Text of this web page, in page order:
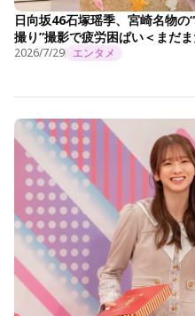
日向坂46石塚瑶季、宮崎名物
撮り”撮影で疲労困ぱい＜まだ
2026/7/29 エンタメ